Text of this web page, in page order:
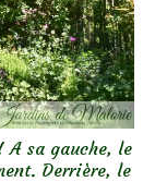
A sa gauche, le
Derrière, le